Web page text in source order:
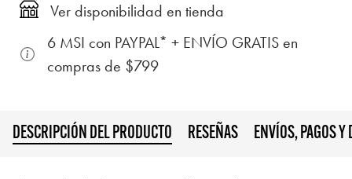
Ver disponibilidad en tienda
6 MSI con PAYPAL* + ENVÍO GRATIS en
compras de $799
DESCRIPCIÓN DEL PRODUCTO RESEÑAS ENVÍOS, PAGOS Y